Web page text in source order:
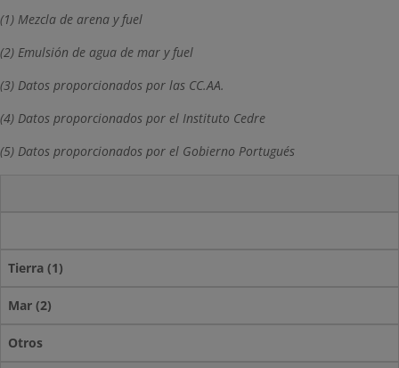
(1) Mezcla de arena y fuel
(2) Emulsión de agua de mar y fuel
(3) Datos proporcionados por las CC.AA.
(4) Datos proporcionados por el Instituto Cedre
(5) Datos proporcionados por el Gobierno Portugués
Tierra (1)
Mar (2)
Otros